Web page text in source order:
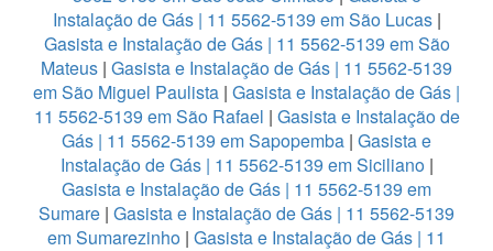
Instalação de Gás | 11 5562-5139 em São Lucas|
Gasista e Instalação de Gás | 11 5562-5139 em São
Mateus | Gasista e Instalação de Gás | 11 5562-5139
em São Miguel Paulista | Gasista e Instalação de Gás |
11 5562-5139 em São Rafael | Gasista e Instalação de
Gás | 11 5562-5139 em Sapopemba | Gasista e
Instalação de Gás | 11 5562-5139 em Siciliano|
Gasista e Instalação de Gás | 11 5562-5139 em
Sumare | Gasista e Instalação de Gás | 11 5562-5139
em Sumarezinho | Gasista e Instalação de Gás | 11